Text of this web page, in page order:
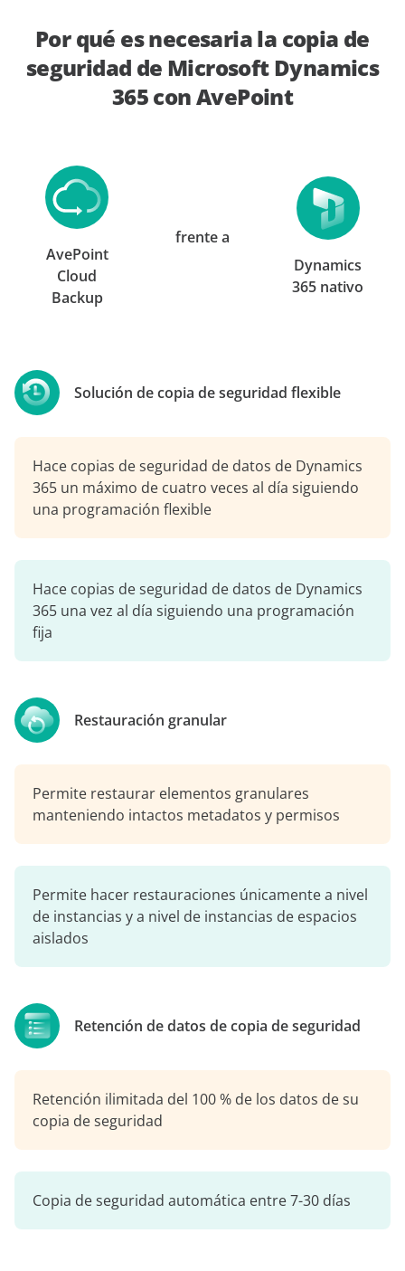
Por qué es necesaria la copia de
seguridad de Microsoft Dynamics
365 con AvePoint
AvePoint
Cloud
Backup
frente a
Dynamics
365 nativo
Solución de copia de seguridad flexible
Hace copias de seguridad de datos de Dynamics
365 un máximo de cuatro veces al día siguiendo
una programación flexible
Hace copias de seguridad de datos de Dynamics
365 una vez al día siguiendo una programación
fija
Restauración granular
Permite restaurar elementos granulares
manteniendo intactos metadatos y permisos
Permite hacer restauraciones únicamente a nivel
de instancias y a nivel de instancias de espacios
aislados
Retención de datos de copia de seguridad
Retención ilimitada del 100 % de los datos de su
copia de seguridad
Copia de seguridad automática entre 7-30 días